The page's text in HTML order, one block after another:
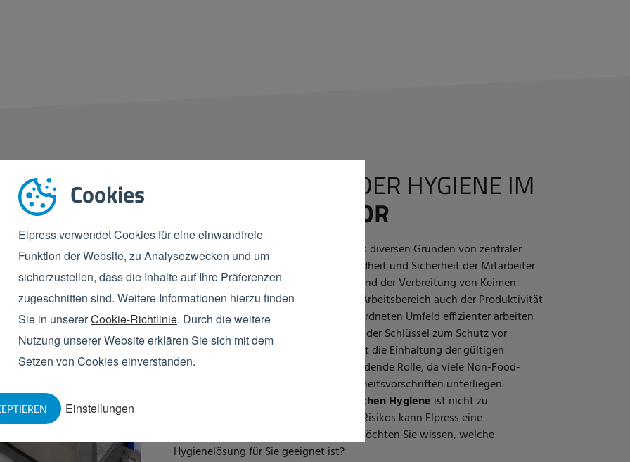
Cookies
Elpress verwendet Cookies für eine einwandfreie
Funktion der Website, zu Analysezwecken und um
sicherzustellen, dass die Inhalte auf Ihre Präferenzen
zugeschnitten sind. Weitere Informationen hierzu finden
Sie in unsererCookie-Richtlinie. Durch die weitere
Nutzung unserer Website erklären Sie sich mit dem
Setzen von Cookies einverstanden.
Einstellungen
DIE BEDEUTUNG DER HYGIENE IM
NON-FOOD-SEKTOR
Im Non-Food-Sektor ist die Hygiene aus diversen Gründen von zentraler
Bedeutung. Erstens trägt sie zur Gesundheit und Sicherheit der Mitarbeiter
bei, indem sie das Risiko von Unfällen und der Verbreitung von Keimen
minimiert. Zudem kommt ein sauberer Arbeitsbereich auch der Produktivität
zugute, da die Mitarbeiter in einem geordneten Umfeld effizienter arbeiten
können. Darüber hinaus ist die Hygiene der Schlüssel zum Schutz vor
Verunreinigungen. Darüber hinaus spielt die Einhaltung der gültigen
Vorschriften und Normen eine entscheidende Rolle, da viele Non-Food-
Bereiche strengen Hygiene- und Sicherheitsvorschriften unterliegen.
persönlichen Hygiene ist nicht zu
unterschätzen. Bei der Lenkung dieses Risikos kann Elpress eine
für Sie spielen. Möchten Sie wissen, welche
Hygienelösung für Sie geeignet ist?